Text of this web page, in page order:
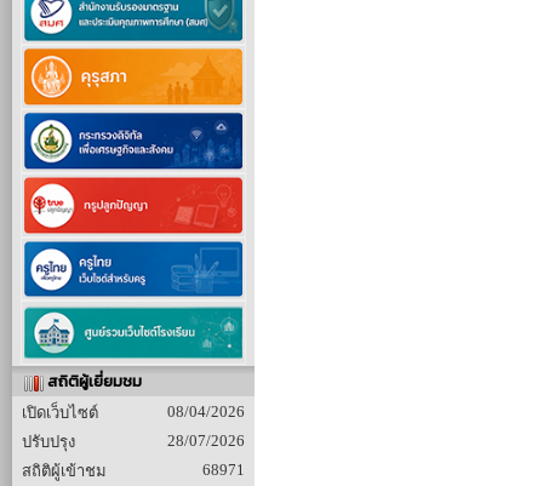
สถิติผู้เยี่ยมชม
เปิดเว็บไซต์
08/04/2026
ปรับปรุง
28/07/2026
สถิติผู้เข้าชม
68971